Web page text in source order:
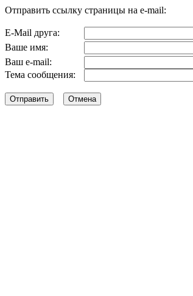
Отправить ссылку страницы на e-mail:
E-Mail друга:
Ваше имя:
Ваш e-mail:
Тема сообщения: